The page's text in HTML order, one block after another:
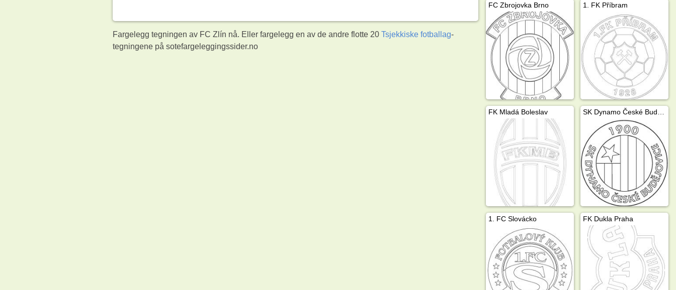
Fargelegg tegningen av FC Zlín nå. Eller fargelegg en av de andre flotte 20Tsjekkiske fotballag-
tegningene på sotefargeleggingssider.no
FC Zbrojovka Brno 1. FK Příbram
FK Mladá Boleslav
1. FC Slovácko FK Dukla Praha